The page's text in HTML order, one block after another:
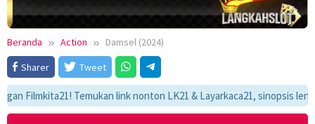
Beranda Action
Damsel (2024)
Sharer
Tweet
Temukan link nonton LK21 & Layarkaca21, sinopsis